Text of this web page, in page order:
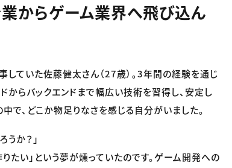
からゲーム業界へ飛び込ん
ていた佐藤健太さん（27歳）。3年間の経験を通じ
らバックエンドまで幅広い技術を習得し、安定し
で、どこか物足りなさを感じる自分がいました。
か？」
たい」という夢が燻っていたのです。ゲーム開発への